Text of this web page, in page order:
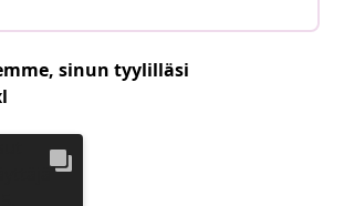
sinun tyylilläsi